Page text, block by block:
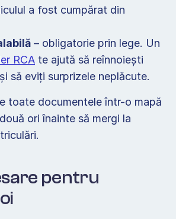
a fost cumpărat din
– obligatorie prin lege. Un
RCA te ajută să reînnoiești
să eviți surprizele neplăcute.
toate documentele într-o mapă
ori înainte să mergi la
pentru